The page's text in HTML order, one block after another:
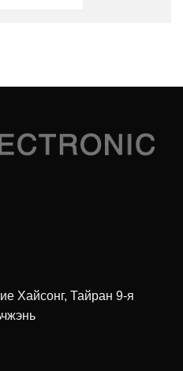
Хайсонг, Тайран 9-я